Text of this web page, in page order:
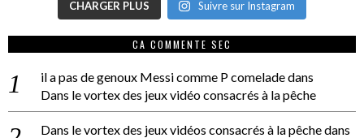
CHARGER PLUS Suivre sur Instagram
CA COMMENTE SEC
il a pas de genoux Messi comme P comeladedans
Dans le vortex des jeux vidéo consacrés à la pêche
Dans le vortex des jeux vidéos consacrés à la pêchedans